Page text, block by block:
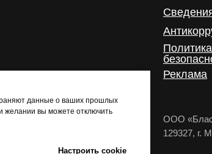
данные о ваших прошлых
желании вы можете отключить
Настроить cookie
ООО
129327, г.
Реклама